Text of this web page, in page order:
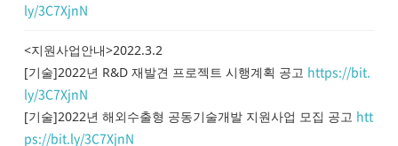
ly/3C7XjnN
<지원사업안내>2022.3.2
[기술]2022년 R&D 재발견 프로젝트 시행계획 공고 https://bit.
ly/3C7XjnN
[기술]2022년 해외수출형 공동기술개발 지원사업 모집 공고 htt
ps://bit.ly/3C7XjnN